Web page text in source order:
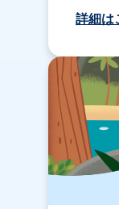
詳細は